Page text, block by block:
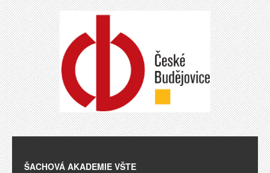
ŠACHOVÁ AKADEMIE VŠTE